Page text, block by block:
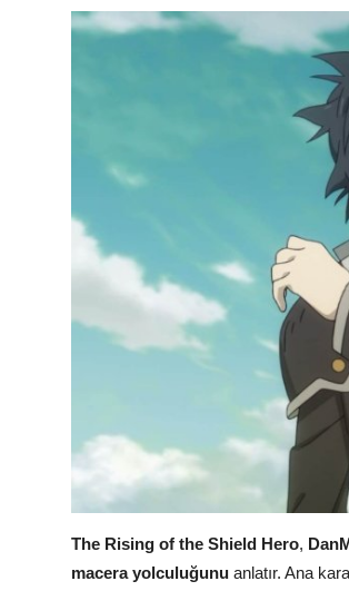
The Rising of the Shield Hero,
macera yolculuğunu anlatır. Ana